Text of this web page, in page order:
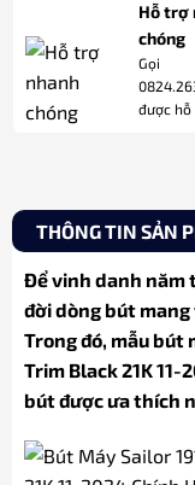
Hỗ trợ
chóng
Gọi
được
THÔNG TIN SẢN
Để vinh danh năm
đời dòng bút mang
Trong đó, mẫu bút
Trim Black 21K
bút được ưa thích